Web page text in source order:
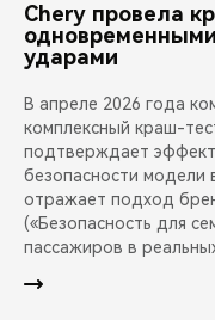
Chery провела
ударами
В апреле 2026 года
комплексный краш-
подтверждает
безопасности модели
отражает подход
(«Безопасность для
пассажиров в